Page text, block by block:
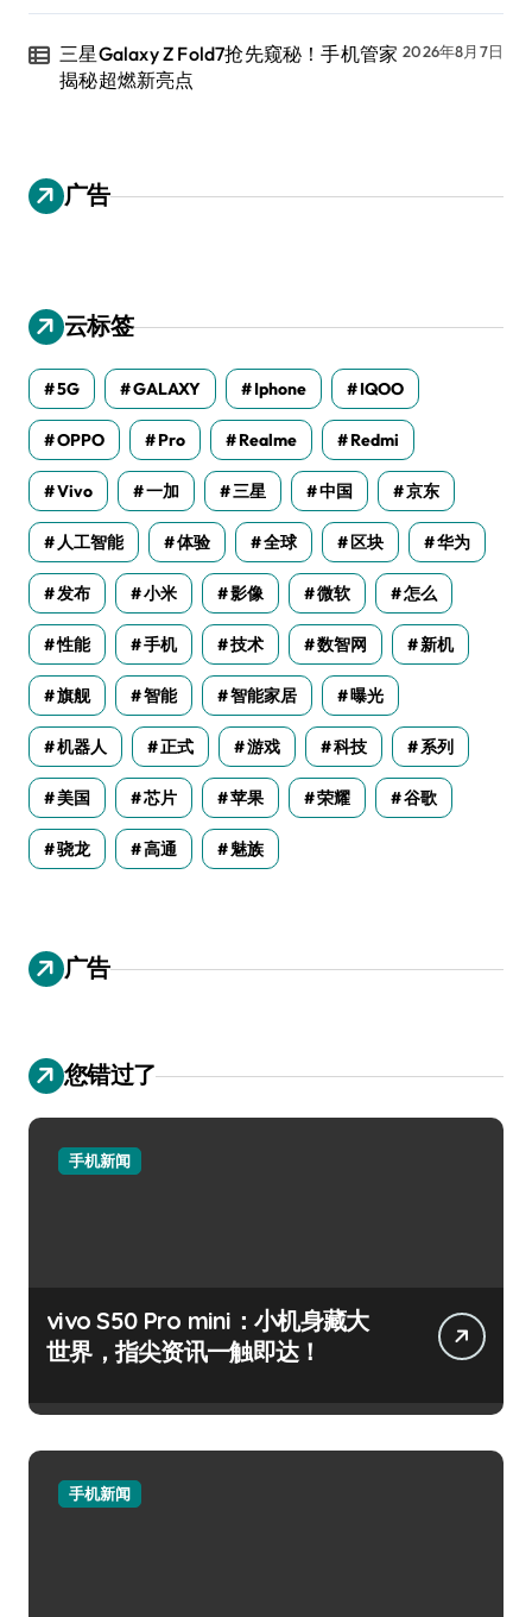
三星Galaxy Z Fold7抢先窥秘！手机管家
揭秘超燃新亮点
2026年8月7日
广告
云标签
5G GALAXY Iphone IQOO
OPPO Pro Realme Redmi
Vivo 一加 三星 中国 京东
人工智能 体验 全球 区块 华为
发布 小米 影像 微软 怎么
性能 手机 技术 数智网 新机
旗舰 智能 智能家居 曝光
机器人 正式 游戏 科技 系列
美国 芯片 苹果 荣耀 谷歌
骁龙 高通 魅族
广告
您错过了
手机新闻
vivo S50 Pro mini：小机身藏大
世界，指尖资讯一触即达！
手机新闻